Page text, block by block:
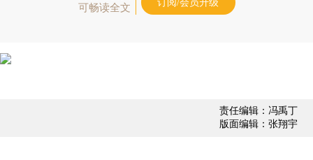
可畅读全文
订阅/会员升级
责任编辑：冯禹丁
版面编辑：张翔宇